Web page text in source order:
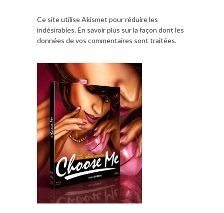
Ce site utilise Akismet pour réduire les
indésirables.En savoir plus sur la façon dont les
données de vos commentaires sont traitées.